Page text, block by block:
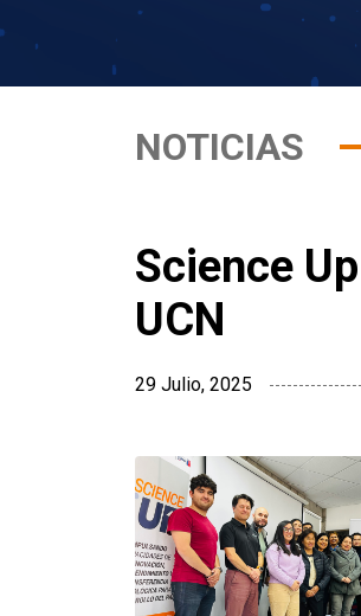
NOTICIAS
Science
UCN
29 Julio, 2025